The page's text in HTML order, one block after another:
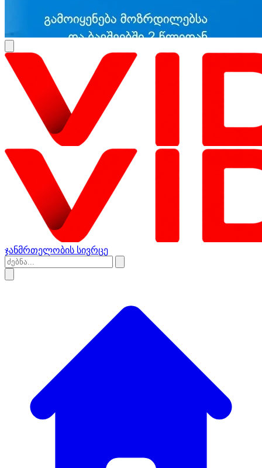
ჯანმრთელობის სივრცე